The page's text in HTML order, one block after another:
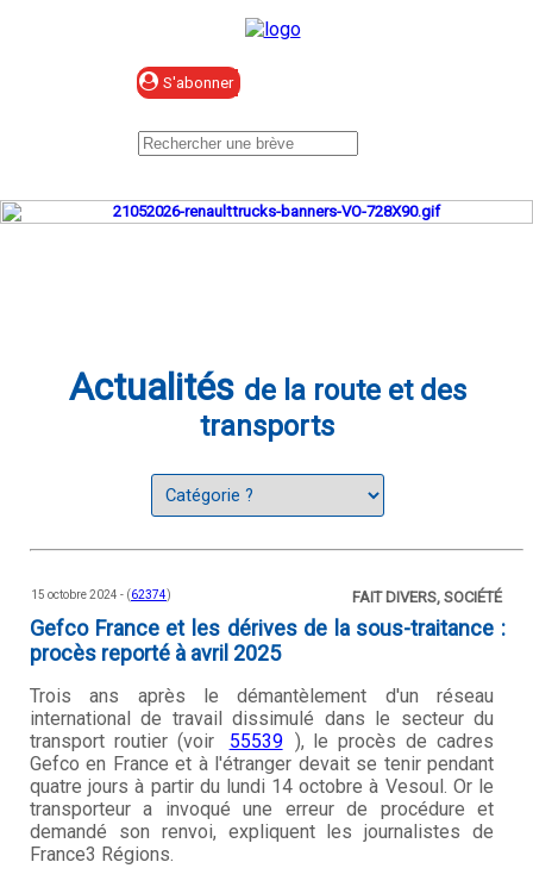
Actualités de la route et des
transports
15 octobre 2024 - (62374) FAIT DIVERS, SOCIÉTÉ
Gefco France et les dérives de la sous-traitance :
procès reporté à avril 2025
Trois ans après le démantèlement d'un réseau
international de travail dissimulé dans le secteur du
transport routier (voir
55539 ), le procès de cadres
Gefco en France et à l'étranger devait se tenir pendant
quatre jours à partir du lundi 14 octobre à Vesoul. Or le
transporteur a invoqué une erreur de procédure et
demandé son renvoi, expliquent les journalistes de
France3 Régions.